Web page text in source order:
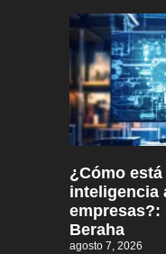
¿Cómo
inteligencia
empresas?:
Beraha
agosto 7, 2026